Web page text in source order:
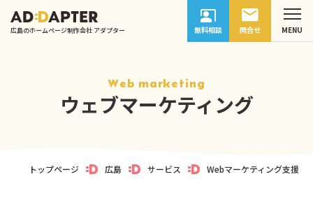
広島のホームページ制作会社 アダプター 無料相談 問合せ
Web marketing
ウェブマーケティング
トップページ 広島 サービス Webマーケティング支援